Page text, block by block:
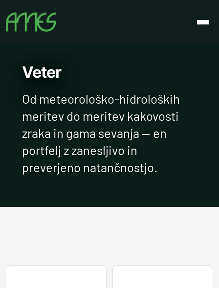
Veter
Od meteorološko-hidroloških
meritev do meritev kakovosti
zraka in gama sevanja — en
portfelj z zanesljivo in
preverjeno natančnostjo.